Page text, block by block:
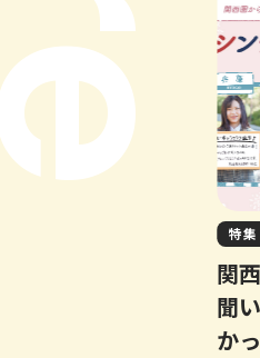
特集
関
聞
か